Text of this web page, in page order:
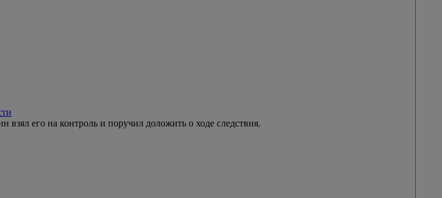
взял его на контроль и поручил доложить о ходе следствия.